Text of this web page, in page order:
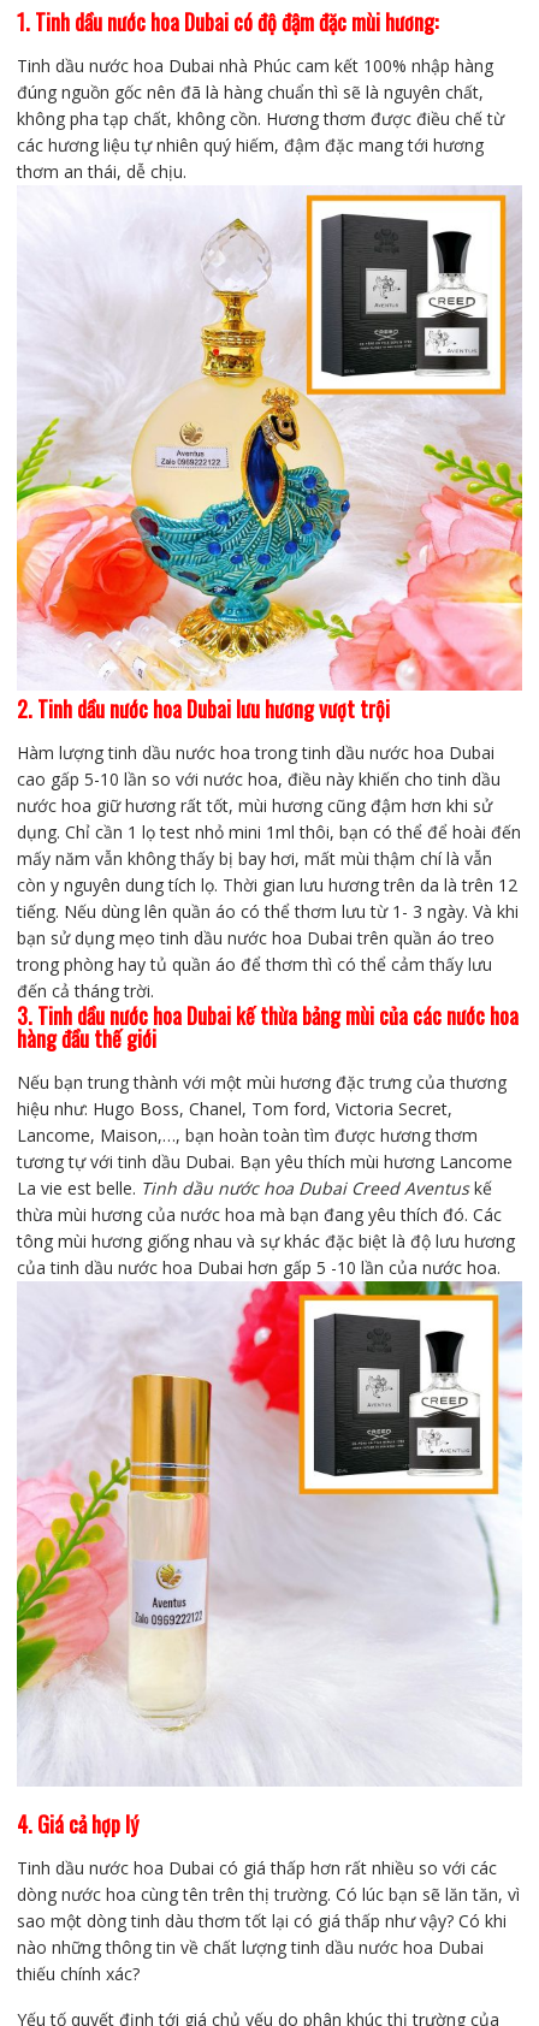
1. Tinh dầu nước hoa Dubai có độ đậm đặc mùi hương:
Tinh dầu nước hoa Dubai nhà Phúc cam kết 100% nhập hàng
đúng nguồn gốc nên đã là hàng chuẩn thì sẽ là nguyên chất,
không pha tạp chất, không cồn. Hương thơm được điều chế từ
các hương liệu tự nhiên quý hiếm, đậm đặc mang tới hương
thơm an thái, dễ chịu.
2. Tinh dầu nước hoa Dubai lưu hương vượt trội
Hàm lượng tinh dầu nước hoa trong tinh dầu nước hoa Dubai
cao gấp 5-10 lần so với nước hoa, điều này khiến cho tinh dầu
nước hoa giữ hương rất tốt, mùi hương cũng đậm hơn khi sử
dụng. Chỉ cần 1 lọ test nhỏ mini 1ml thôi, bạn có thể để hoài đến
mấy năm vẫn không thấy bị bay hơi, mất mùi thậm chí là vẫn
còn y nguyên dung tích lọ. Thời gian lưu hương trên da là trên 12
tiếng. Nếu dùng lên quần áo có thể thơm lưu từ 1- 3 ngày. Và khi
bạn sử dụng mẹo tinh dầu nước hoa Dubai trên quần áo treo
trong phòng hay tủ quần áo để thơm thì có thể cảm thấy lưu
đến cả tháng trời.
3. Tinh dầu nước hoa Dubai kế thừa bảng mùi của các nước hoa
hàng đầu thế giới
Nếu bạn trung thành với một mùi hương đặc trưng của thương
hiệu như: Hugo Boss, Chanel, Tom ford, Victoria Secret,
Lancome, Maison,…, bạn hoàn toàn tìm được hương thơm
tương tự với tinh dầu Dubai. Bạn yêu thích mùi hương Lancome
La vie est belle. Tinh dầu nước hoa Dubai Creed Aventuskế
thừa mùi hương của nước hoa mà bạn đang yêu thích đó. Các
tông mùi hương giống nhau và sự khác đặc biệt là độ lưu hương
của tinh dầu nước hoa Dubai hơn gấp 5 -10 lần của nước hoa.
4. Giá cả hợp lý
Tinh dầu nước hoa Dubai có giá thấp hơn rất nhiều so với các
dòng nước hoa cùng tên trên thị trường. Có lúc bạn sẽ lăn tăn, vì
sao một dòng tinh dàu thơm tốt lại có giá thấp như vậy? Có khi
nào những thông tin về chất lượng tinh dầu nước hoa Dubai
thiếu chính xác?
Yếu tố quyết định tới giá chủ yếu do phân khúc thị trường của